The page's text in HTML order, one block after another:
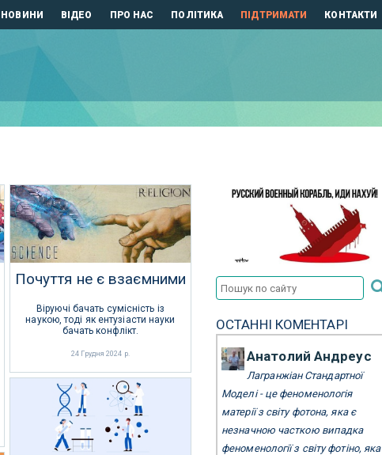
НОВИНИ ВІДЕО ПРО НАС ПОЛІТИКА ПІДТРИМАТИ КОНТАКТИ
Почуття не є взаємними
Віруючі бачать сумісність із
наукою, тоді як ентузіасти науки
бачать конфлікт.
24 Грудня 2024 р.
ОСТАННІ КОМЕНТАРІ
Анатолий Андреус
Лагранжіан Стандартної
Моделі - це феноменологія
матерії з світу фотона, яка є
незначною часткою випадка
феноменології з світу фотіно, яка